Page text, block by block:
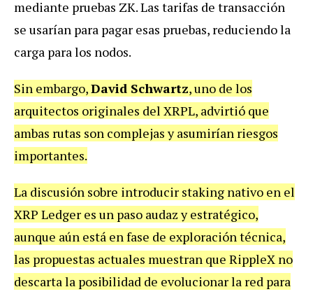
mediante pruebas ZK. Las tarifas de transacción
se usarían para pagar esas pruebas, reduciendo la
carga para los nodos.
Sin embargo,David Schwartz, uno de los
arquitectos originales del XRPL, advirtió que
ambas rutas son complejas y asumirían riesgos
importantes.
La discusión sobre introducir staking nativo en el
XRP Ledger es un paso audaz y estratégico,
aunque aún está en fase de exploración técnica,
las propuestas actuales muestran que RippleX no
descarta la posibilidad de evolucionar la red para